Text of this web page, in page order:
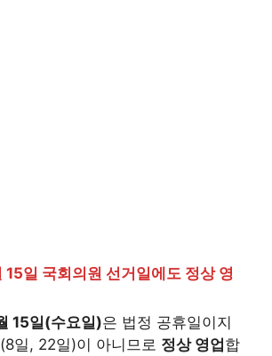
일 국회의원 선거일에도 정상 영
15일(수요일)은 법정 공휴일이지
일, 22일)이 아니므로 정상 영업 합